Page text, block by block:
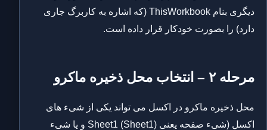
دیگری بنام ThisWorkbook (که اشاره به کاربرگ جاری
دارد) را بصورت خودکار قرار داده است.
مرحله ۲ – انتخاب محل ذخیره ماکرو
محل ذخیره ماکرو در اکسل می تواند یکی از شیء های
اکسل (شیء صفحه یعنی Sheet1 (Sheet1) و یا شیء